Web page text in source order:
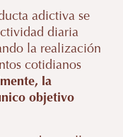
adictiva se
diaria
la realización
cotidianos
la
objetivo